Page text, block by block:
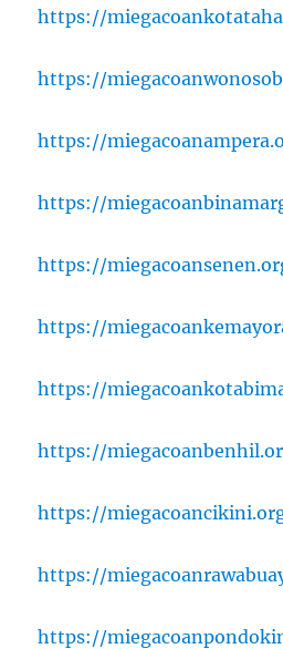
https://
https://
https://
https://
https://
https://
https://
https://
https://
https://
https://